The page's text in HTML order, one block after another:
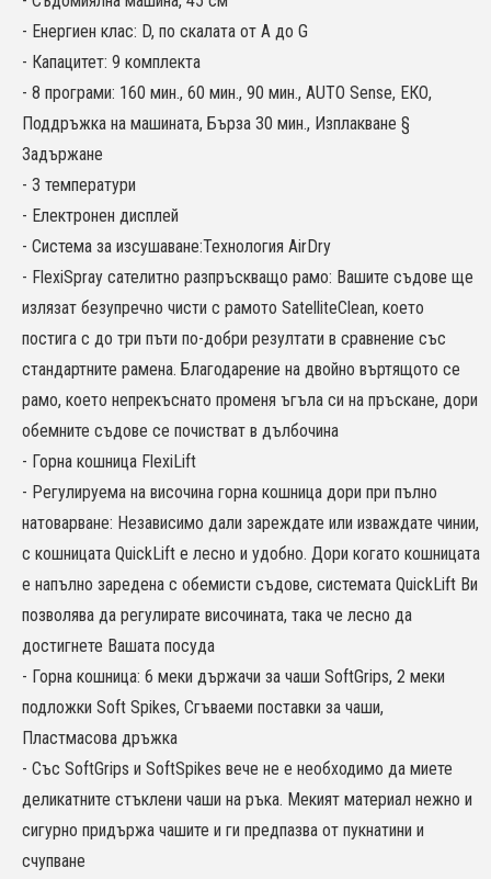
- Енергиен клас: D, по скалата от A до G
- Капацитет: 9 комплекта
- 8 програми: 160 мин., 60 мин., 90 мин., AUTO Sense, ЕКО,
Поддръжка на машината, Бърза 30 мин., Изплакване §
Задържане
- 3 температури
- Електронен дисплей
- Система за изсушаване:Технология AirDry
- FlexiSpray сателитно разпръскващо рамо: Вашите съдове ще
излязат безупречно чисти с рамото SatelliteClean, което
постига с до три пъти по-добри резултати в сравнение със
стандартните рамена. Благодарение на двойно въртящото се
рамо, което непрекъснато променя ъгъла си на пръскане, дори
обемните съдове се почистват в дълбочина
- Горна кошница FlexiLift
- Регулируема на височина горна кошница дори при пълно
натоварване: Независимо дали зареждате или изваждате чинии,
с кошницата QuickLift е лесно и удобно. Дори когато кошницата
е напълно заредена с обемисти съдове, системата QuickLift Ви
позволява да регулирате височината, така че лесно да
достигнете Вашата посуда
- Горна кошница: 6 меки държачи за чаши SoftGrips, 2 меки
подложки Soft Spikes, Сгъваеми поставки за чаши,
Пластмасова дръжка
- Със SoftGrips и SoftSpikes вече не е необходимо да миете
деликатните стъклени чаши на ръка. Мекият материал нежно и
сигурно придържа чашите и ги предпазва от пукнатини и
счупване